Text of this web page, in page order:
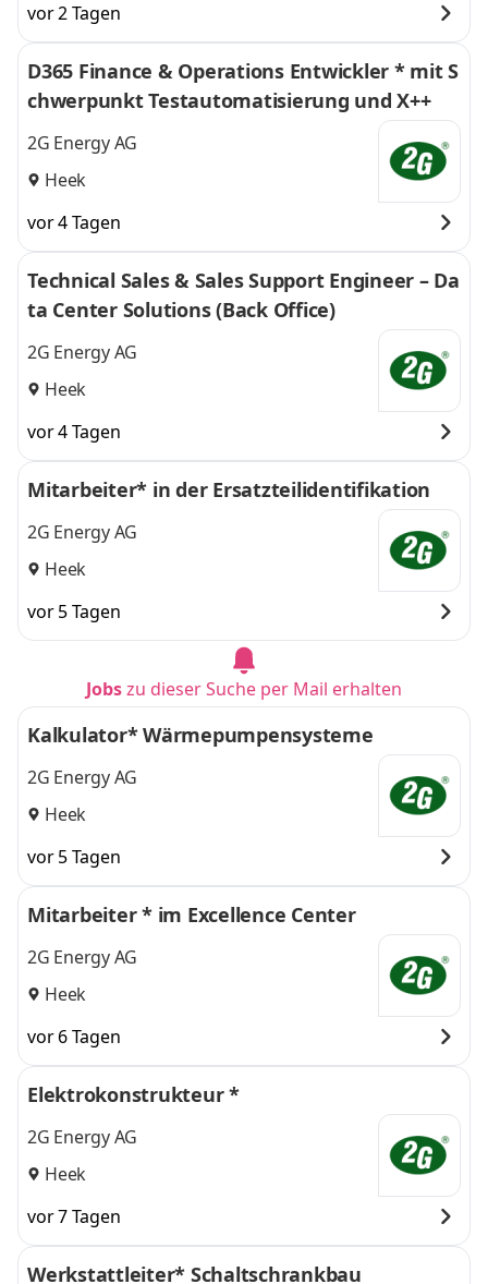
vor 2 Tagen
D365 Finance & Operations Entwickler * mit S
chwerpunkt Testautomatisierung und X++
2G Energy AG
Heek
vor 4 Tagen
Technical Sales & Sales Support Engineer – Da
ta Center Solutions (Back Office)
2G Energy AG
Heek
vor 4 Tagen
Mitarbeiter* in der Ersatzteilidentifikation
2G Energy AG
Heek
vor 5 Tagen
Jobszu dieser Suche per Mail erhalten
Kalkulator* Wärmepumpensysteme
2G Energy AG
Heek
vor 5 Tagen
Mitarbeiter * im Excellence Center
2G Energy AG
Heek
vor 6 Tagen
Elektrokonstrukteur *
2G Energy AG
Heek
vor 7 Tagen
Werkstattleiter* Schaltschrankbau